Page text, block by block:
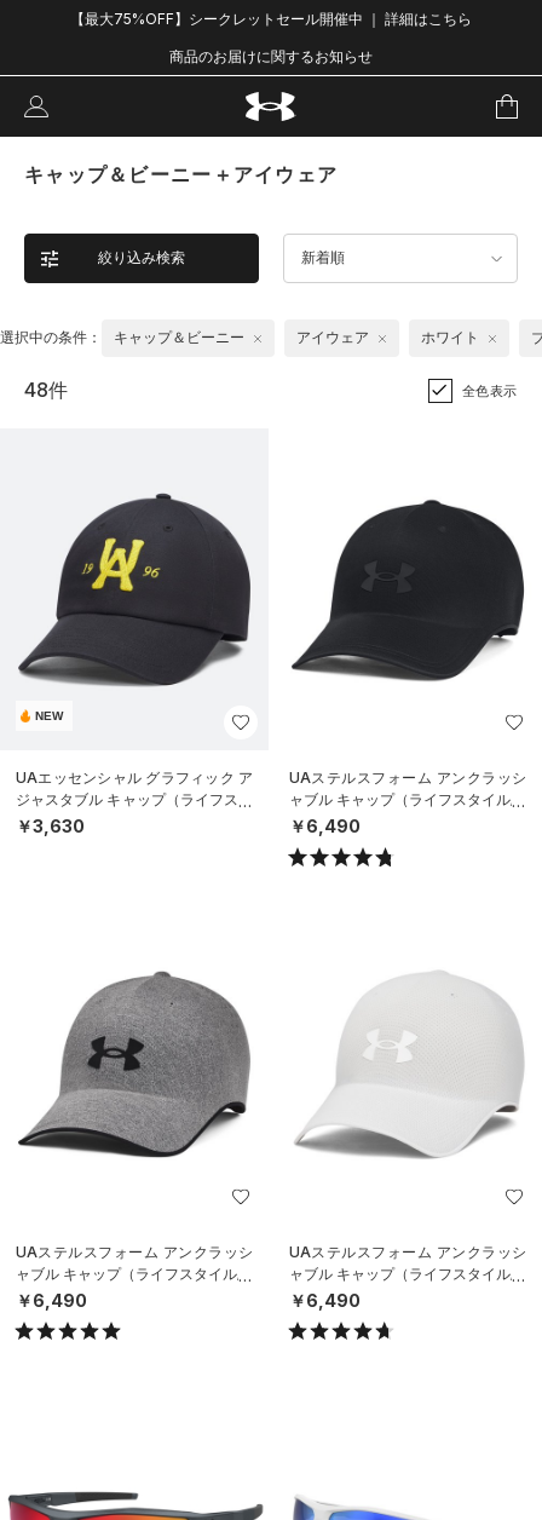
【最大75%OFF】シークレットセール開催中 ｜ 詳細はこちら
商品のお届けに関するお知らせ
キャップ＆ビーニー＋アイウェア
絞り込み検索 新着順
選択中の条件： キャップ＆ビーニー アイウェア ホワイト
48件 全色表示
NEW
UAエッセンシャル グラフィック ア
ジャスタブル キャップ（ライフスタ
イル/UNISEX）
￥3,630
UAステルスフォーム アンクラッシ
ャブル キャップ（ライフスタイル/U
NISEX）
￥6,490
UAステルスフォーム アンクラッシ
ャブル キャップ（ライフスタイル/U
NISEX）
￥6,490
UAステルスフォーム アンクラッシ
ャブル キャップ（ライフスタイル/U
NISEX）
￥6,490